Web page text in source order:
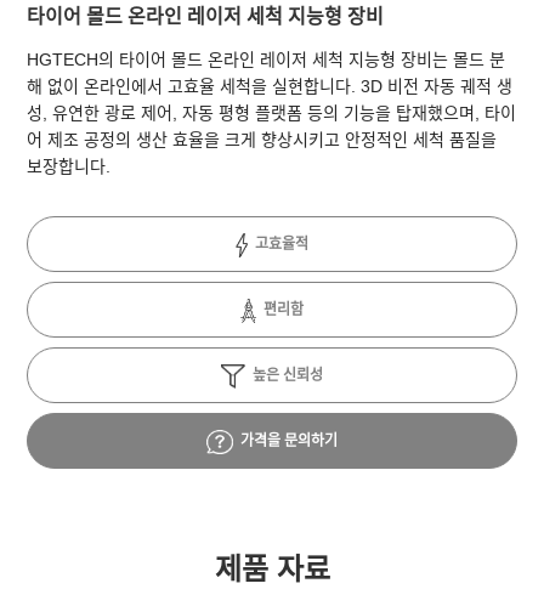
타이어 몰드 온라인 레이저 세척 지능형 장비
HGTECH의 타이어 몰드 온라인 레이저 세척 지능형 장비는 몰드 분
해 없이 온라인에서 고효율 세척을 실현합니다. 3D 비전 자동 궤적 생
성, 유연한 광로 제어, 자동 평형 플랫폼 등의 기능을 탑재했으며, 타이
어 제조 공정의 생산 효율을 크게 향상시키고 안정적인 세척 품질을
보장합니다.
고효율적
편리함
높은 신뢰성
가격을 문의하기
제품 자료